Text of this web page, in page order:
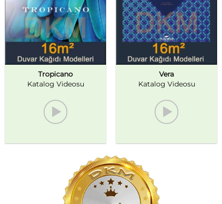
Tropicano
Katalog Videosu
Vera
Katalog Videosu